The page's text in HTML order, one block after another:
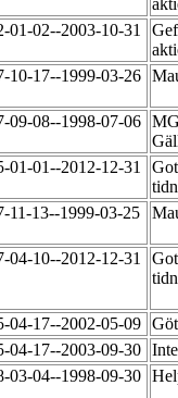
01-02--2003-10-31
10-17--1999-03-26
09-08--1998-07-06
01-01--2012-12-31
11-13--1999-03-25
04-10--2012-12-31
04-17--2002-05-09
04-17--2003-09-30
03-04--1998-09-30